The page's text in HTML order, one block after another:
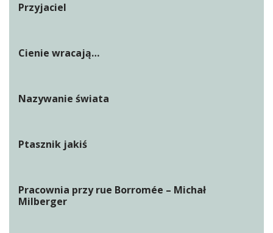
Przyjaciel
Cienie wracają…
Nazywanie świata
Ptasznik jakiś
Pracownia przy rue Borromée – Michał
Milberger